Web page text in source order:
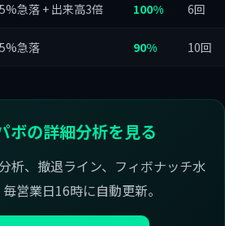
急落 + 出来高3倍 100% 6回
急落 90% 10回
ボの詳細分析を見る
析、撤退ライン、フィボナッチ水
営業日16時に自動更新。